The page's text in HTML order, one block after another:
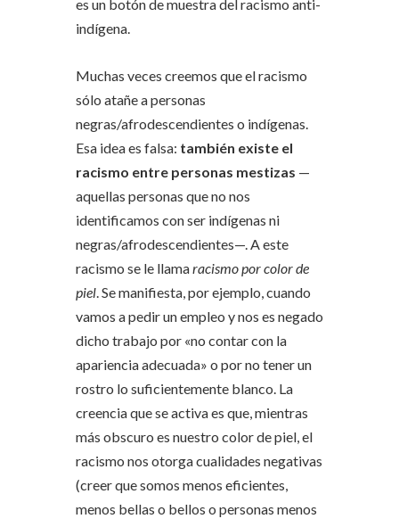
es un botón de muestra del racismo anti-
indígena.
Muchas veces creemos que el racismo
sólo atañe a personas
negras/afrodescendientes o indígenas.
Esa idea es falsa: también existe el
racismo entre personas mestizas —
aquellas personas que no nos
identificamos con ser indígenas ni
negras/afrodescendientes—. A este
racismo se le llamaracismo por color de
piel. Se manifiesta, por ejemplo, cuando
vamos a pedir un empleo y nos es negado
dicho trabajo por «no contar con la
apariencia adecuada» o por no tener un
rostro lo suficientemente blanco. La
creencia que se activa es que, mientras
más obscuro es nuestro color de piel, el
racismo nos otorga cualidades negativas
(creer que somos menos eficientes,
menos bellas o bellos o personas menos